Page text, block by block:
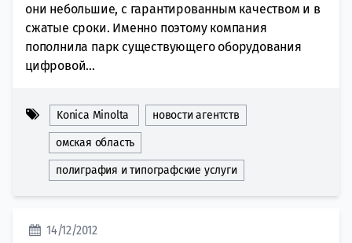
они небольшие, с гарантированным качеством и в
сжатые сроки. Именно поэтому компания
пополнила парк существующего оборудования
цифровой...
Konica Minolta новости агентств
омская область
полиграфия и типографские услуги
14/12/2012